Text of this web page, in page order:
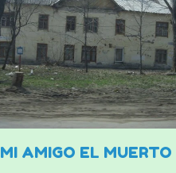
MI AMIGO EL MUERTO